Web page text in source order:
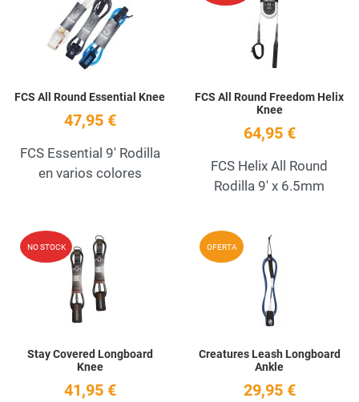
FCS All Round Essential Knee
47,95 €
FCS Essential 9' Rodilla
en varios colores
FCS All Round Freedom Helix
Knee
64,95 €
FCS Helix All Round
Rodilla 9' x 6.5mm
NO STOCK Add to Wishlist
Stay Covered Longboard
Knee
41,95 €
OFERTA
Creatures Leash Longboard
Ankle
29,95 €